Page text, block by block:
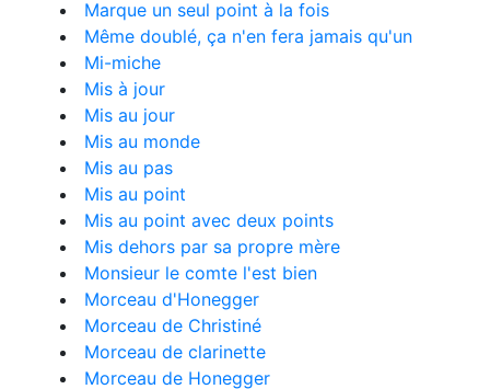
Marque un seul point à la fois
Même doublé, ça n'en fera jamais qu'un
Mi-miche
Mis à jour
Mis au jour
Mis au monde
Mis au pas
Mis au point
Mis au point avec deux points
Mis dehors par sa propre mère
Monsieur le comte l'est bien
Morceau d'Honegger
Morceau de Christiné
Morceau de clarinette
Morceau de Honegger